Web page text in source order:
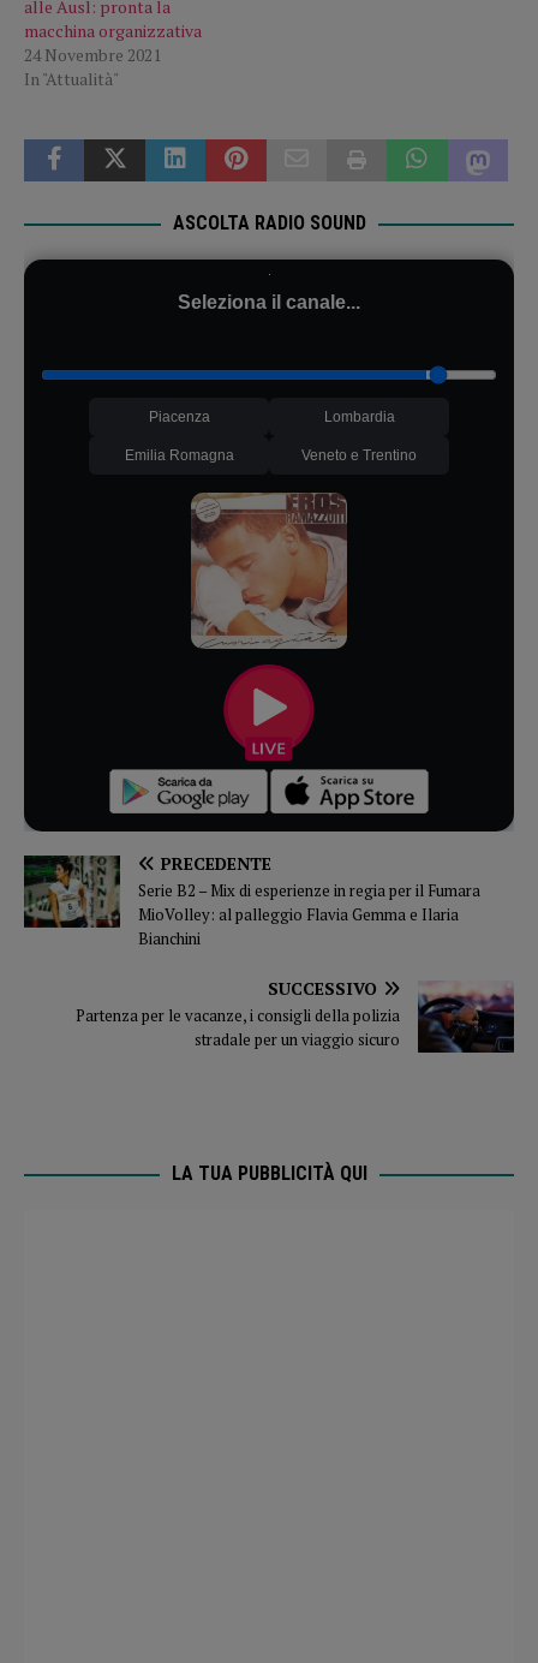
alle Ausl: pronta la
macchina organizzativa
24 Novembre 2021
In "Attualità"
ASCOLTA RADIO SOUND
Seleziona il canale...
Piacenza Lombardia
Emilia Romagna Veneto e Trentino
PRECEDENTE
Serie B2 – Mix di esperienze in regia per il Fumara
MioVolley: al palleggio Flavia Gemma e Ilaria
Bianchini
SUCCESSIVO
Partenza per le vacanze, i consigli della polizia
stradale per un viaggio sicuro
LA TUA PUBBLICITÀ QUI